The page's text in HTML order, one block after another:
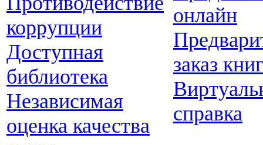
коррупции
Доступная
библиотека
Независимая
оценка качества
онлайн
заказ
справка